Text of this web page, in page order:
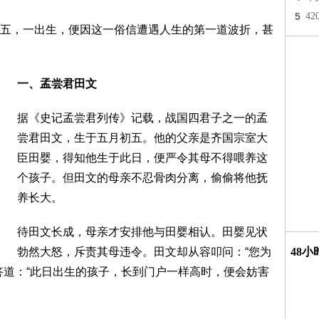
，一出生，便因这一俗信遭遇人生的第一道波折，甚
一、孟尝君田文
据《史记孟尝君列传》记载，战国四君子之一的孟
尝君田文，生于五月初五。他的父亲是齐国宗室大
臣田婴，得知他生于此日，便严令其母不得喂养这
个孩子。但田文的母亲不忍骨肉分离，偷偷将他抚
养长大。
待田文长成，母亲才安排他与田婴相认。田婴见状
勃然大怒，斥责其母违令。田文却从容叩问：“您为
：“此日出生的孩子，长到门户一样高时，便会妨害
5
48小